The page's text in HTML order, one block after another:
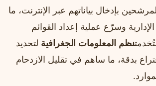
بإدخال بياناتهم عبر الإنترنت، ما
وسرّع عملية إعداد القوائم
نظم المعلومات الجغرافية لتحديد
بدقة، ما ساهم في تقليل الازدحام